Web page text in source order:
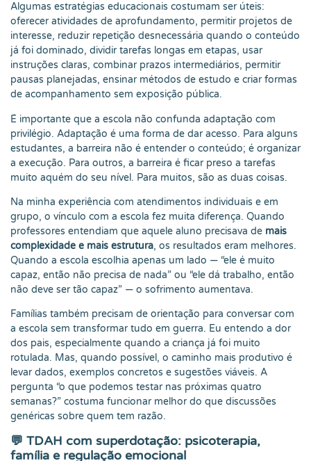
Algumas estratégias educacionais costumam ser úteis:
oferecer atividades de aprofundamento, permitir projetos de
interesse, reduzir repetição desnecessária quando o conteúdo
já foi dominado, dividir tarefas longas em etapas, usar
instruções claras, combinar prazos intermediários, permitir
pausas planejadas, ensinar métodos de estudo e criar formas
de acompanhamento sem exposição pública.
É importante que a escola não confunda adaptação com
privilégio. Adaptação é uma forma de dar acesso. Para alguns
estudantes, a barreira não é entender o conteúdo; é organizar
a execução. Para outros, a barreira é ficar preso a tarefas
muito aquém do seu nível. Para muitos, são as duas coisas.
Na minha experiência com atendimentos individuais e em
grupo, o vínculo com a escola fez muita diferença. Quando
professores entendiam que aquele aluno precisava de mais
complexidade e mais estrutura, os resultados eram melhores.
Quando a escola escolhia apenas um lado — “ele é muito
capaz, então não precisa de nada” ou “ele dá trabalho, então
não deve ser tão capaz” — o sofrimento aumentava.
Famílias também precisam de orientação para conversar com
a escola sem transformar tudo em guerra. Eu entendo a dor
dos pais, especialmente quando a criança já foi muito
rotulada. Mas, quando possível, o caminho mais produtivo é
levar dados, exemplos concretos e sugestões viáveis. A
pergunta “o que podemos testar nas próximas quatro
semanas?” costuma funcionar melhor do que discussões
genéricas sobre quem tem razão.
💬 TDAH com superdotação: psicoterapia,
família e regulação emocional